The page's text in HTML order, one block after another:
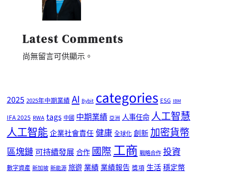
Latest Comments
尚無留言可供顯示。
2025 2025年中期業績 AI Bybit categories ESG IBM
IFA 2025 RWA tags 中國 中期業績 亞洲 人事任命人工智慧
人工智能企業社會責任健康 全球化 創新 加密貨幣
區塊鏈可持續發展合作國際工商 戰略合作 投資
數字資產 新加坡 新能源 旅遊業績業績報告 獎項 生活穩定幣